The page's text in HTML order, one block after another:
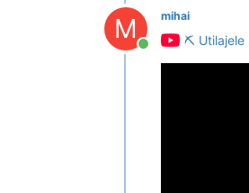
M
Conectat
mihai
⛏ Utilajele